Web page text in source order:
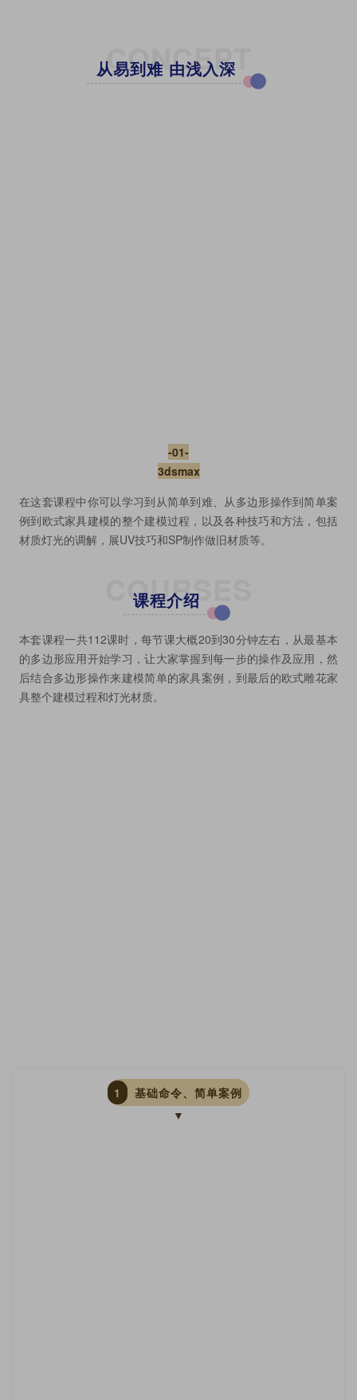
CONCEPT
从易到难 由浅入深
-01-
3dsmax
在这套课程中你可以学习到从简单到难、从多边形操作到简单案
例到欧式家具建模的整个建模过程，以及各种技巧和方法，包括
材质灯光的调解，展UV技巧和SP制作做旧材质等。
COURSES
课程介绍
本套课程一共112课时，每节课大概20到30分钟左右，从最基本
的多边形应用开始学习，让大家掌握到每一步的操作及应用，然
后结合多边形操作来建模简单的家具案例，到最后的欧式雕花家
具整个建模过程和灯光材质。
1
基础命令、简单案例
▼